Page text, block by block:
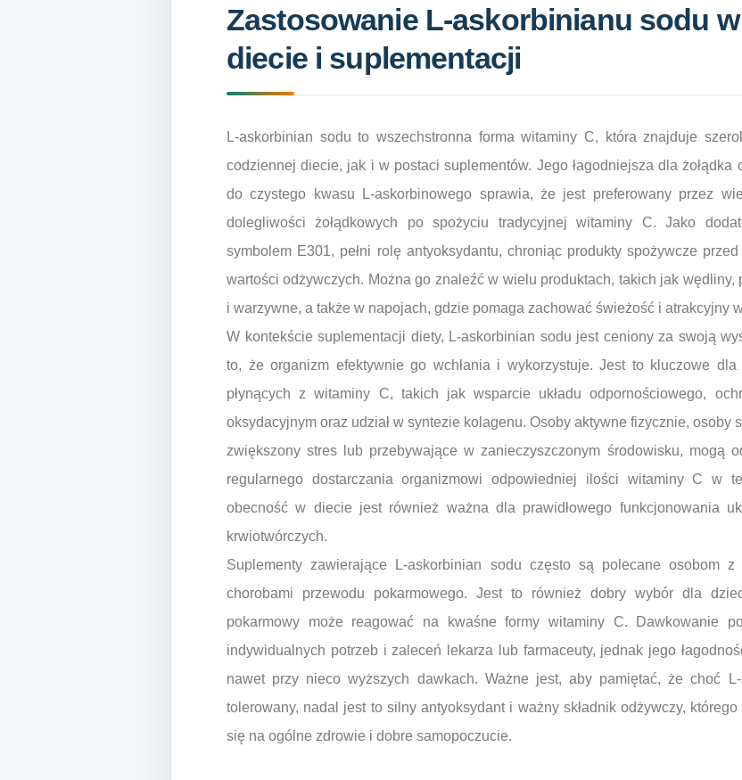
Zastosowanie L-askorbinianu sodu
diecie i suplementacji
L-askorbinian sodu to wszechstronna forma witaminy C, która znajduje
codziennej diecie, jak i w postaci suplementów. Jego łagodniejsza dla żołądka
do czystego kwasu L-askorbinowego sprawia, że jest preferowany przez
dolegliwości żołądkowych po spożyciu tradycyjnej witaminy C. Jako
symbolem E301, pełni rolę antyoksydantu, chroniąc produkty spożywcze
wartości odżywczych. Można go znaleźć w wielu produktach, takich jak wędliny,
i warzywne, a także w napojach, gdzie pomaga zachować świeżość i atrakcyjny
W kontekście suplementacji diety, L-askorbinian sodu jest ceniony za swoją
to, że organizm efektywnie go wchłania i wykorzystuje. Jest to kluczowe dla
płynących z witaminy C, takich jak wsparcie układu odpornościowego,
oksydacyjnym oraz udział w syntezie kolagenu. Osoby aktywne fizycznie, osoby
zwiększony stres lub przebywające w zanieczyszczonym środowisku, mogą
regularnego dostarczania organizmowi odpowiedniej ilości witaminy C w
obecność w diecie jest również ważna dla prawidłowego funkcjonowania
krwiotwórczych.
Suplementy zawierające L-askorbinian sodu często są polecane osobom
chorobami przewodu pokarmowego. Jest to również dobry wybór dla
pokarmowy może reagować na kwaśne formy witaminy C. Dawkowanie
indywidualnych potrzeb i zaleceń lekarza lub farmaceuty, jednak jego
nawet przy nieco wyższych dawkach. Ważne jest, aby pamiętać, że choć
tolerowany, nadal jest to silny antyoksydant i ważny składnik odżywczy,
się na ogólne zdrowie i dobre samopoczucie.